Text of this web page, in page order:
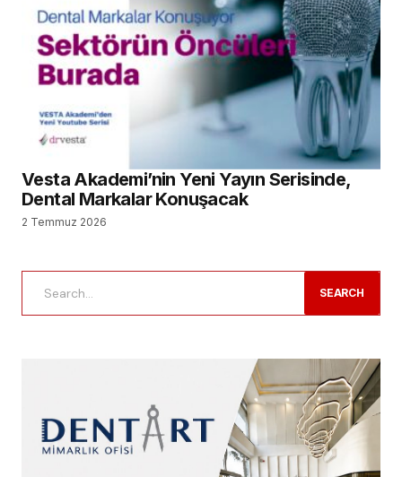
Vesta Akademi’nin Yeni Yayın Serisinde,
Dental Markalar Konuşacak
2 Temmuz 2026
SEARCH